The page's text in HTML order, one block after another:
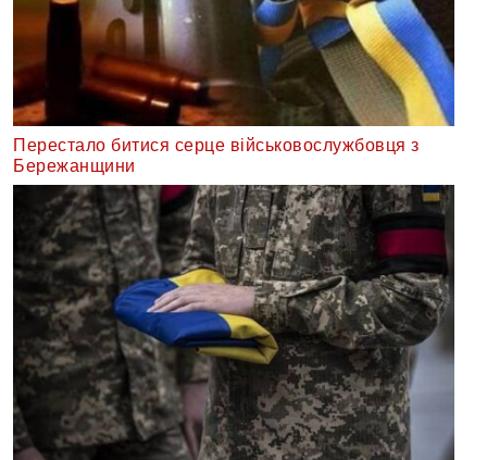
Перестало битися серце військовослужбовця з
Бережанщини